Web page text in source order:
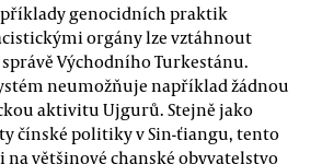
genocidních praktik
orgány lze vztáhnout
Východního Turkestánu.
neumožňuje například žádnou
aktivitu Ujgurů. Stejně jako
čínské politiky v Sin-ťiangu, tento
na většinové chanské obyvatelstvo